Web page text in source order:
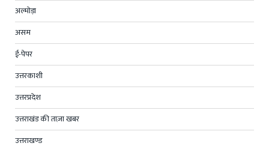
अल्मोड़ा
असम
ई-पेपर
उत्तरकाशी
उत्तरप्रदेश
उत्तराखंड की ताज़ा खबर
उत्तराखण्ड